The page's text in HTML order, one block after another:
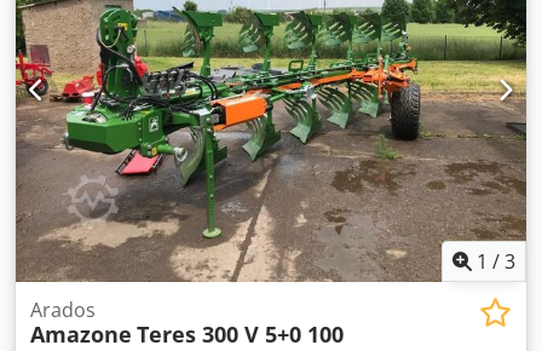
1 /3
Arados
Amazone Teres 300 V 5+0 100